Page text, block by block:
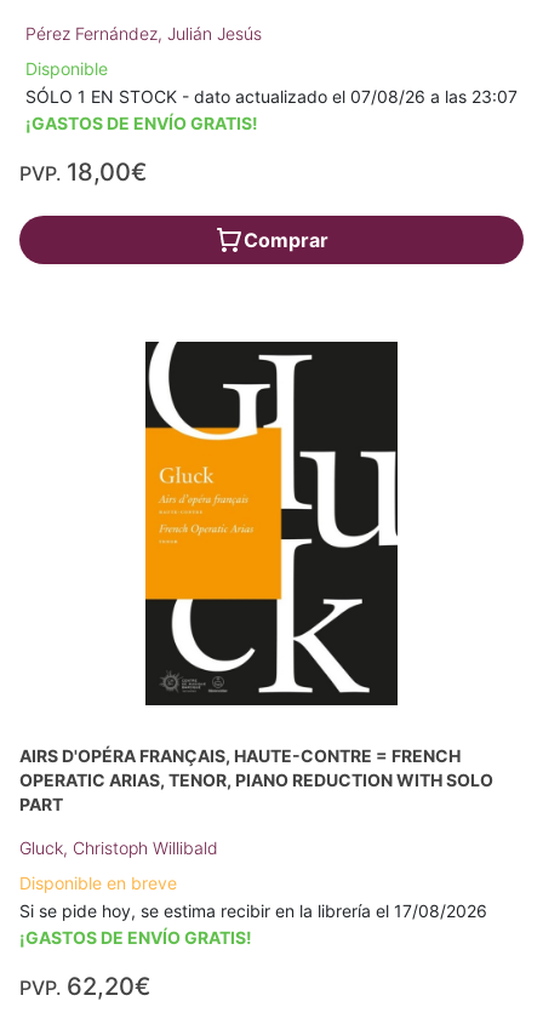
Pérez Fernández, Julián Jesús
Disponible
SÓLO 1 EN STOCK - dato actualizado el 07/08/26 a las 23:07
¡GASTOS DE ENVÍO GRATIS!
PVP. 18,00€
Comprar
AIRS D'OPÉRA FRANÇAIS, HAUTE-CONTRE = FRENCH
OPERATIC ARIAS, TENOR, PIANO REDUCTION WITH SOLO
PART
Gluck, Christoph Willibald
Disponible en breve
Si se pide hoy, se estima recibir en la librería el 17/08/2026
¡GASTOS DE ENVÍO GRATIS!
PVP. 62,20€